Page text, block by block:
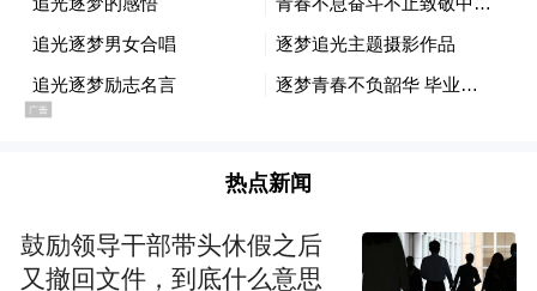
11月11日，杭州选手胡哲安在学青会公开组
羽毛球比赛中庆祝得分。
在赛场内外
热点新闻
鼓励领导干部带头休假之后
又撤回文件，到底什么意思